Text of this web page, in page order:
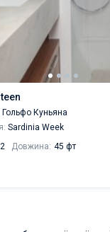
Куньяна
Sardinia Week
Довжина: 45 фт